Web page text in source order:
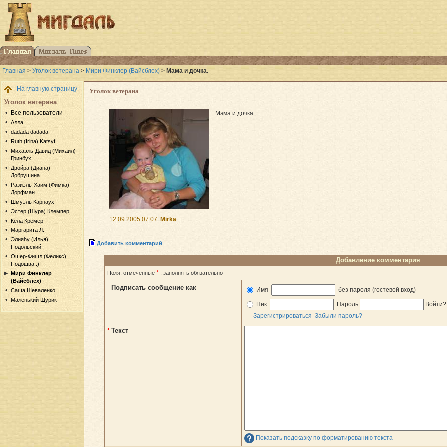
Главная > Уголок ветерана > Мири Финклер (Вайсблех) > Мама и дочка.
На главную страницу
Уголок ветерана
Все пользователи
Алла
dadada dadada
Ruth (Irina) Katsyf
Михаэль-Давид (Михаил)
Гринбух
Двойра (Диана)
Добрушина
Разиэль-Хаим (Фимка)
Дорфман
Шмуэль Карнаух
Эстер (Шура) Клемпер
Кела Кремер
Маргарита Л.
Элияhу (Илья)
Подольский
Ошер-Фишл (Феликс)
Подошва :)
Мири Финклер
(Вайсблех)
Саша Шеваленко
Маленький Шурик
Уголок ветерана
Мама и дочка.
12.09.2005 07:07 Mirka
Добавить комментарий
Добавление комментария
Поля, отмеченные * , заполнять обязательно
Подписать сообщение как Имя без пароля (гостевой вход)
Ник Пароль
Войти?
Зарегистрироваться Забыли пароль?
* Текст
Показать подсказку по форматированию текста